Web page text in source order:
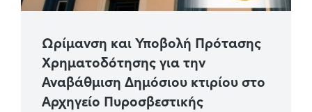
Ωρίμανση και Υποβολή Πρότασης
Χρηματοδότησης για την
Αναβάθμιση Δημόσιου κτιρίου στο
Αρχηγείο Πυροσβεστικής